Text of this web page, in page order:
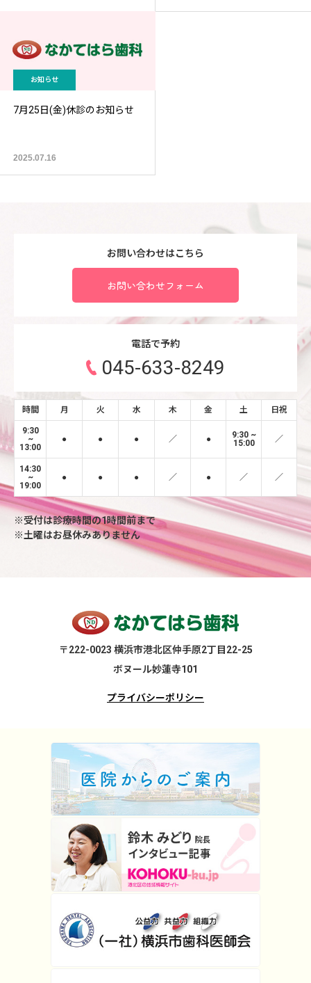
お知らせ
7月25日(金)休診のお知らせ
2025.07.16
お問い合わせはこちら
お問い合わせフォーム
電話で予約
045-633-8249
時間 月 火 水 木 金 土 日祝
9:30
~
13:00
● ● ● ／ ●
9:30 ~
15:00
／
14:30
~
19:00
● ● ● ／ ● ／ ／
※受付は診療時間の1時間前まで
※土曜はお昼休みありません
〒222-0023 横浜市港北区仲手原2丁目22-25
ボヌール妙蓮寺101
プライバシーポリシー